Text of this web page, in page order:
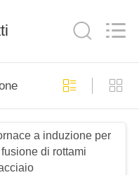
di
131
a induzione per
fusione di rottami